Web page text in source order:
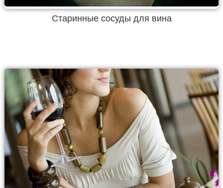
Старинные сосуды для вина